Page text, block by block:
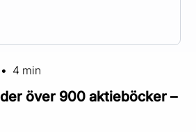
• 4 min
över 900 aktieböcker –